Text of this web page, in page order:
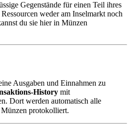
Gegenstände für einen Teil ihres
weder am Inselmarkt noch
du sie hier in Münzen
Ausgaben und Einnahmen zu
History mit
Dort werden automatisch alle
protokolliert.